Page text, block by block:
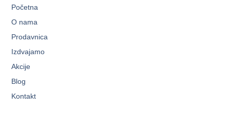
Početna
O nama
Prodavnica
Izdvajamo
Akcije
Blog
Kontakt